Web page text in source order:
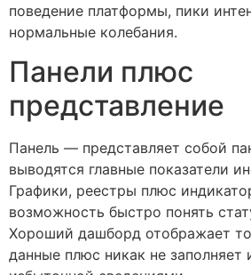
поведение платформы, пики
нормальные колебания.
Панели плюс
представление
Панель — представляет собой
выводятся главные показатели
Графики, реестры плюс
возможность быстро понять
Хороший дашборд отображает
данные плюс никак не заполняет